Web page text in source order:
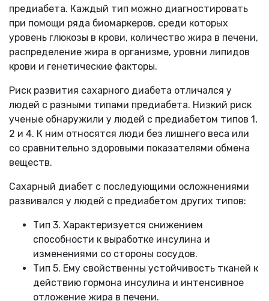
предиабета. Каждый тип можно диагностировать
при помощи ряда биомаркеров, среди которых
уровень глюкозы в крови, количество жира в печени,
распределение жира в организме, уровни липидов
крови и генетические факторы.
Риск развития сахарного диабета отличался у
людей с разными типами предиабета. Низкий риск
ученые обнаружили у людей с предиабетом типов 1,
2 и 4. К ним относятся люди без лишнего веса или
со сравнительно здоровыми показателями обмена
веществ.
Сахарный диабет с последующими осложнениями
развивался у людей с предиабетом других типов:
Тип 3. Характеризуется снижением
способности к выработке инсулина и
изменениями со стороны сосудов.
Тип 5. Ему свойственны устойчивость тканей к
действию гормона инсулина и интенсивное
отложение жира в печени.